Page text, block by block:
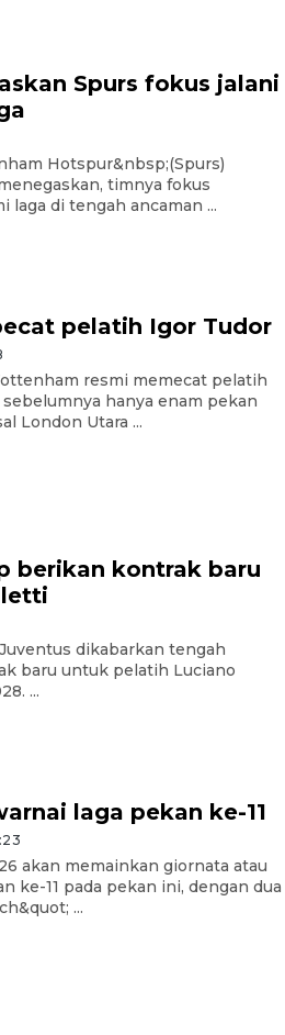
Spurs fokus jalani
Hotspur&nbsp;(Spurs)
timnya fokus
laga di tengah ancaman ...
pelatih Igor Tudor
resmi memecat pelatih
hanya enam pekan
London Utara ...
berikan kontrak baru
dikabarkan tengah
baru untuk pelatih Luciano
...
laga pekan ke-11
akan memainkan giornata atau
ke-11 pada pekan ini, dengan dua
...